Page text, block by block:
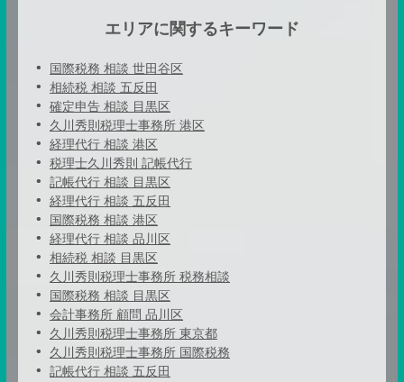
エリアに関するキーワード
国際税務 相談 世田谷区
相続税 相談 五反田
確定申告 相談 目黒区
久川秀則税理士事務所 港区
経理代行 相談 港区
税理士久川秀則 記帳代行
記帳代行 相談 目黒区
経理代行 相談 五反田
国際税務 相談 港区
経理代行 相談 品川区
相続税 相談 目黒区
久川秀則税理士事務所 税務相談
国際税務 相談 目黒区
会計事務所 顧問 品川区
久川秀則税理士事務所 東京都
久川秀則税理士事務所 国際税務
記帳代行 相談 五反田